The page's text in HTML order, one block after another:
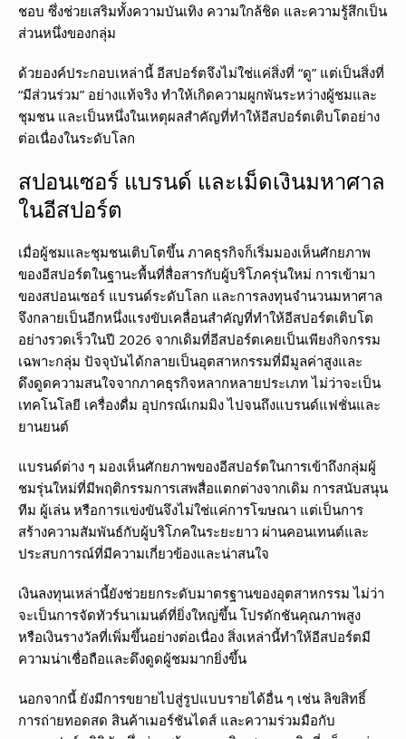
ชอบ ซึ่งช่วยเสริมทั้งความบันเทิง ความใกล้ชิด และความรู้สึกเป็น
ส่วนหนึ่งของกลุ่ม
ด้วยองค์ประกอบเหล่านี้ อีสปอร์ตจึงไม่ใช่แค่สิ่งที่ “ดู” แต่เป็นสิ่งที่
“มีส่วนร่วม” อย่างแท้จริง ทำให้เกิดความผูกพันระหว่างผู้ชมและ
ชุมชน และเป็นหนึ่งในเหตุผลสำคัญที่ทำให้อีสปอร์ตเติบโตอย่าง
ต่อเนื่องในระดับโลก
สปอนเซอร์ แบรนด์ และเม็ดเงินมหาศาล
ในอีสปอร์ต
เมื่อผู้ชมและชุมชนเติบโตขึ้น ภาคธุรกิจก็เริ่มมองเห็นศักยภาพ
ของอีสปอร์ตในฐานะพื้นที่สื่อสารกับผู้บริโภครุ่นใหม่ การเข้ามา
ของสปอนเซอร์ แบรนด์ระดับโลก และการลงทุนจำนวนมหาศาล
จึงกลายเป็นอีกหนึ่งแรงขับเคลื่อนสำคัญที่ทำให้อีสปอร์ตเติบโต
อย่างรวดเร็วในปี 2026 จากเดิมที่อีสปอร์ตเคยเป็นเพียงกิจกรรม
เฉพาะกลุ่ม ปัจจุบันได้กลายเป็นอุตสาหกรรมที่มีมูลค่าสูงและ
ดึงดูดความสนใจจากภาคธุรกิจหลากหลายประเภท ไม่ว่าจะเป็น
เทคโนโลยี เครื่องดื่ม อุปกรณ์เกมมิง ไปจนถึงแบรนด์แฟชั่นและ
ยานยนต์
แบรนด์ต่าง ๆ มองเห็นศักยภาพของอีสปอร์ตในการเข้าถึงกลุ่มผู้
ชมรุ่นใหม่ที่มีพฤติกรรมการเสพสื่อแตกต่างจากเดิม การสนับสนุน
ทีม ผู้เล่น หรือการแข่งขันจึงไม่ใช่แค่การโฆษณา แต่เป็นการ
สร้างความสัมพันธ์กับผู้บริโภคในระยะยาว ผ่านคอนเทนต์และ
ประสบการณ์ที่มีความเกี่ยวข้องและน่าสนใจ
เงินลงทุนเหล่านี้ยังช่วยยกระดับมาตรฐานของอุตสาหกรรม ไม่ว่า
จะเป็นการจัดทัวร์นาเมนต์ที่ยิ่งใหญ่ขึ้น โปรดักชันคุณภาพสูง
หรือเงินรางวัลที่เพิ่มขึ้นอย่างต่อเนื่อง สิ่งเหล่านี้ทำให้อีสปอร์ตมี
ความน่าเชื่อถือและดึงดูดผู้ชมมากยิ่งขึ้น
นอกจากนี้ ยังมีการขยายไปสู่รูปแบบรายได้อื่น ๆ เช่น ลิขสิทธิ์
การถ่ายทอดสด สินค้าเมอร์ชันไดส์ และความร่วมมือกับ